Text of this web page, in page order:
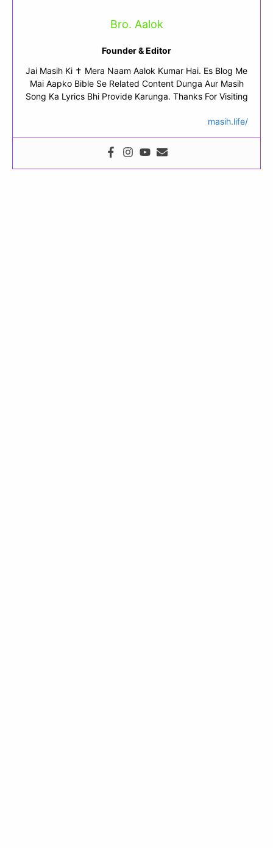
Bro. Aalok
Founder & Editor
Jai Masih Ki ✝ Mera Naam Aalok Kumar Hai. Es Blog Me
Mai Aapko Bible Se Related Content Dunga Aur Masih
Song Ka Lyrics Bhi Provide Karunga. Thanks For Visiting
masih.life/